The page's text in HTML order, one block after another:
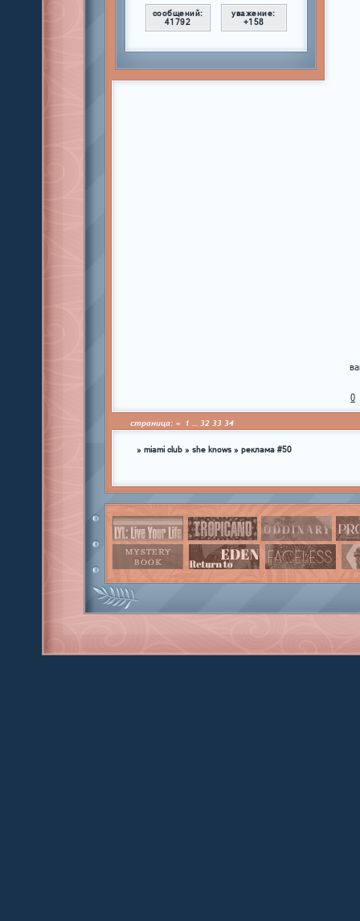
сообщений:
41792
уважение:
+158
0
страница: « 1 … 32 33 34
» miami club » she knows » реклама #50